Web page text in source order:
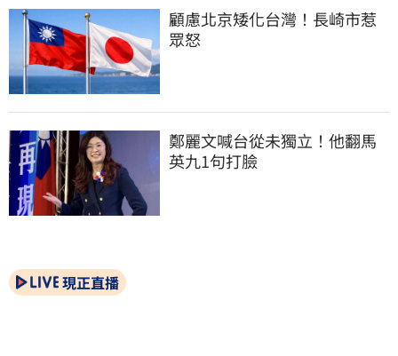
顧慮北京矮化台灣！長崎市惹
眾怒
鄭麗文喊台從未獨立！他翻馬
英九1句打臉
現正直播